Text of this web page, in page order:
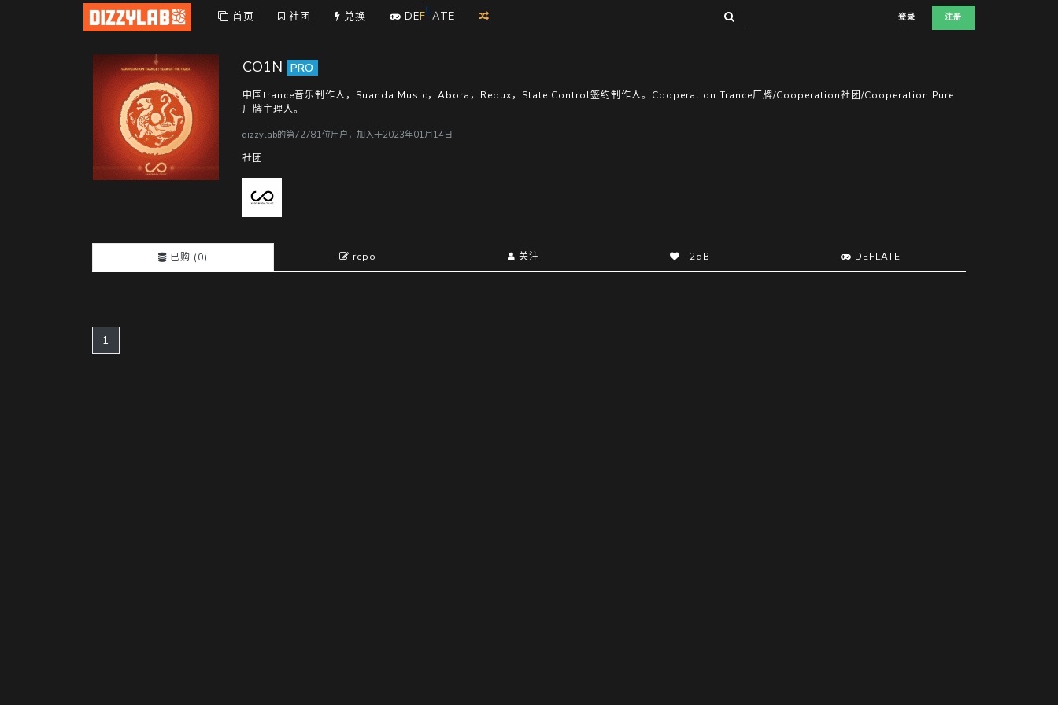
首页 社团 兑换 DEFL A TE 登录 注册
CO1N PRO
中国trance音乐制作人，Suanda Music，Abora，Redux，State Control签约制作人。Cooperation Trance厂牌/Cooperation社团/Cooperation Pure
厂牌主理人。
dizzylab的第72781位用户，加入于2023年01月14日
社团
已购 (0) repo 关注 +2dB DEFLATE
1